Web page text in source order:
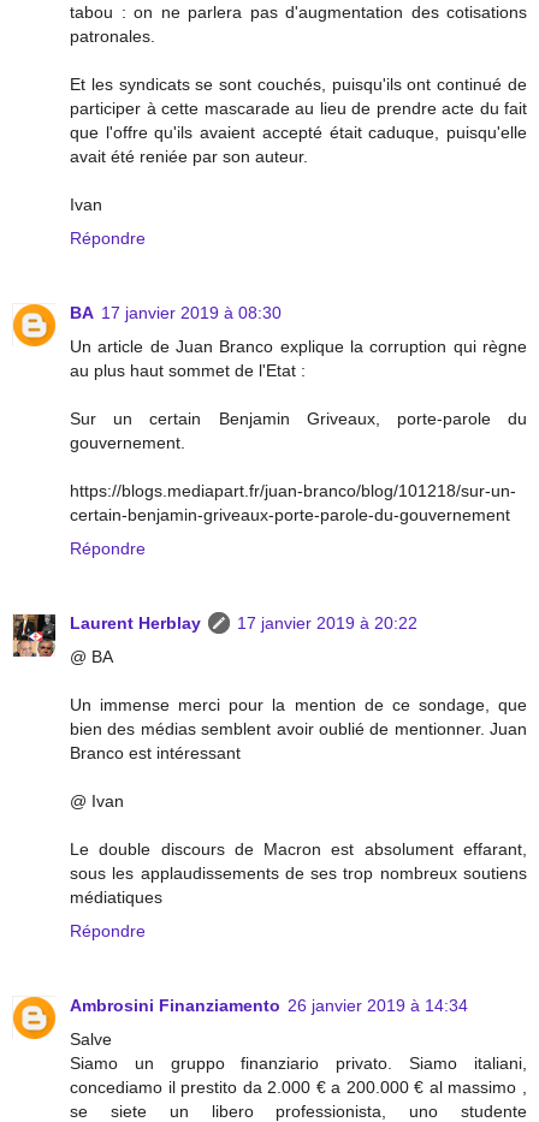
tabou : on ne parlera pas d'augmentation des cotisations
patronales.
Et les syndicats se sont couchés, puisqu'ils ont continué de
participer à cette mascarade au lieu de prendre acte du fait
que l'offre qu'ils avaient accepté était caduque, puisqu'elle
avait été reniée par son auteur.
Ivan
Répondre
BA 17 janvier 2019 à 08:30
Un article de Juan Branco explique la corruption qui règne
au plus haut sommet de l'Etat :
Sur un certain Benjamin Griveaux, porte-parole du
gouvernement.
https://blogs.mediapart.fr/juan-branco/blog/101218/sur-un-
certain-benjamin-griveaux-porte-parole-du-gouvernement
Répondre
Laurent Herblay
17 janvier 2019 à 20:22
@ BA
Un immense merci pour la mention de ce sondage, que
bien des médias semblent avoir oublié de mentionner. Juan
Branco est intéressant
@ Ivan
Le double discours de Macron est absolument effarant,
sous les applaudissements de ses trop nombreux soutiens
médiatiques
Répondre
Ambrosini Finanziamento 26 janvier 2019 à 14:34
Salve
Siamo un gruppo finanziario privato. Siamo italiani,
concediamo il prestito da 2.000 € a 200.000 € al massimo ,
se siete un libero professionista, uno studente